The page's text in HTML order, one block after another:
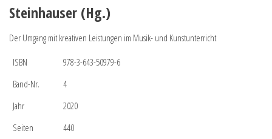
Steinhauser (Hg.)
Der Umgang mit kreativen Leistungen im Musik- und Kunstunterricht
ISBN
978-3-643-50979-6
Band-Nr.
4
Jahr
2020
Seiten
440